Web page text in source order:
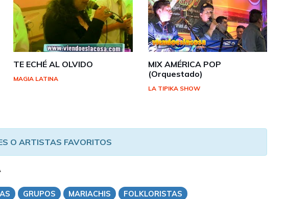
TE ECHÉ AL OLVIDO
MAGIA LATINA
MIX AMÉRICA POP
(Orquestado)
LA TIPIKA SHOW
O ARTISTAS FAVORITOS
GRUPOS MARIACHIS FOLKLORISTAS